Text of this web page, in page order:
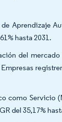
Aprendizaje
hasta 2031.
del
como Servicio
del 35,17%